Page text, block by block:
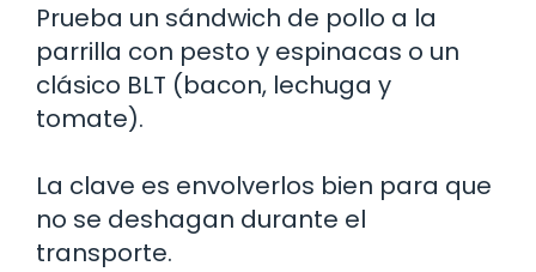
Prueba un sándwich de pollo a la
parrilla con pesto y espinacas o un
clásico BLT (bacon, lechuga y
tomate).
La clave es envolverlos bien para que
no se deshagan durante el
transporte.